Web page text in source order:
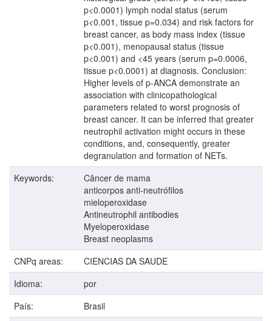
p<0.0001) lymph nodal status (serum
p<0.001, tissue p=0.034) and risk factors for
breast cancer, as body mass index (tissue
p<0.001), menopausal status (tissue
p<0.001) and <45 years (serum p=0.0006,
tissue p<0.0001) at diagnosis. Conclusion:
Higher levels of p-ANCA demonstrate an
association with clinicopathological
parameters related to worst prognosis of
breast cancer. It can be inferred that greater
neutrophil activation might occurs in these
conditions, and, consequently, greater
degranulation and formation of NETs.
Keywords:
Câncer de mama
anticorpos anti-neutrófilos
mieloperoxidase
Antineutrophil antibodies
Myeloperoxidase
Breast neoplasms
CNPq areas:
CIENCIAS DA SAUDE
Idioma:
por
País:
Brasil